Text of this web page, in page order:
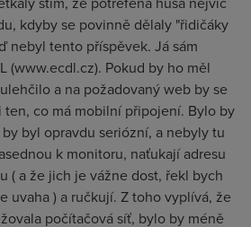
kdyby se povinně dělaly "řidičáky
nebyl tento příspěvek. Já sám
(www.ecdl.cz). Pokud by ho měl
a na požadovaný web by se
ten, co má mobilní připojení. Bylo by
byl opravdu seriózní, a nebyly tu
k monitoru, naťukají adresu
( a že jich je vážne dost, řekl bych
uvaha ) a ručkují. Z toho vyplívá, že
počítačová síť, bylo by méně